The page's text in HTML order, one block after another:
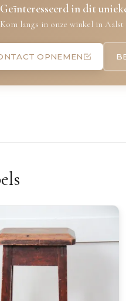
Geïnteresseerd in dit
Kom langs in onze winkel in
OPNEMEN